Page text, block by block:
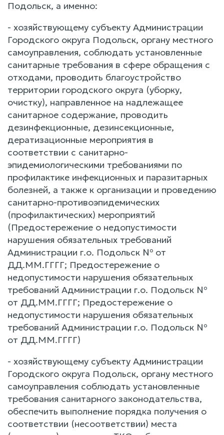
Подольск, а именно:
- хозяйствующему субъекту Администрации
Городского округа Подольск, органу местного
самоуправления, соблюдать установленные
санитарные требования в сфере обращения с
отходами, проводить благоустройство
территории городского округа (уборку,
очистку), направленное на надлежащее
санитарное содержание, проводить
дезинфекционные, дезинсекционные,
дератизационные мероприятия в
соответствии с санитарно-
эпидемиологическими требованиями по
профилактике инфекционных и паразитарных
болезней, а также к организации и проведению
санитарно-противоэпидемических
(профилактических) мероприятий
(Предостережение о недопустимости
нарушения обязательных требований
Администрации г.о. Подольск № от
ДД.ММ.ГГГГ; Предостережение о
недопустимости нарушения обязательных
требований Администрации г.о. Подольск №
от ДД.ММ.ГГГГ; Предостережение о
недопустимости нарушения обязательных
требований Администрации г.о. Подольск №
от ДД.ММ.ГГГГ)
- хозяйствующему субъекту Администрации
Городского округа Подольск, органу местного
самоуправления соблюдать установленные
требования санитарного законодательства,
обеспечить выполнение порядка получения о
соответствии (несоответствии) места